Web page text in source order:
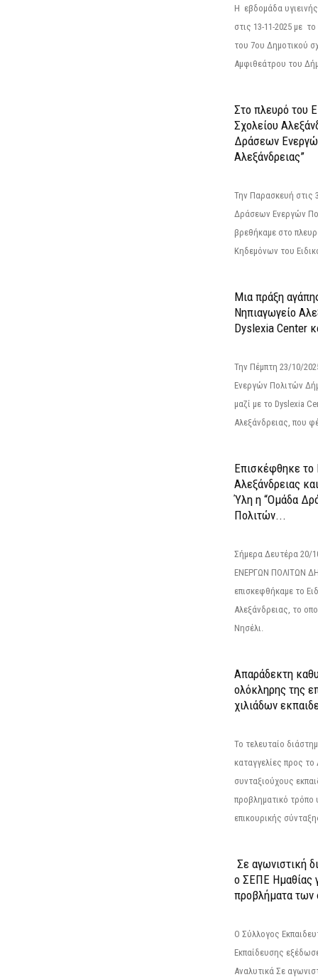
Η εβδομάδα
στις 13-11-2025 με
του 7ου Δημοτικού
Αμφιθεάτρου του
Στο πλευρό του
Σχολείου
Δράσεων
Αλεξάνδρειας”
Την Παρασκευή
Δράσεων Ενεργών
βρεθήκαμε στο
Κηδεμόνων του
Μια πράξη
Νηπιαγωγείο
Dyslexia Center
Την Πέμπτη 23/10/
Ενεργών Πολιτών
μαζί με το Dyslexia
Αλεξάνδρειας, που
Επισκέφθηκε το
Αλεξάνδρειας
Ύλη η “Ομάδα
Πολιτών...
Σήμερα Δευτέρα
ΕΝΕΡΓΩΝ ΠΟΛΙΤΩΝ
επισκεφθήκαμε το
Αλεξάνδρειας, το
Νησέλι.
Απαράδεκτη
ολόκληρης της
χιλιάδων
Το τελευταίο
καταγγελίες προς
συνταξιούχους
προβληματικό τρόπο
επικουρικής
Σε αγωνιστική
ο ΣΕΠΕ Ημαθίας
προβλήματα των
Ο Σύλλογος
Εκπαίδευσης
Αναλυτικά Σε